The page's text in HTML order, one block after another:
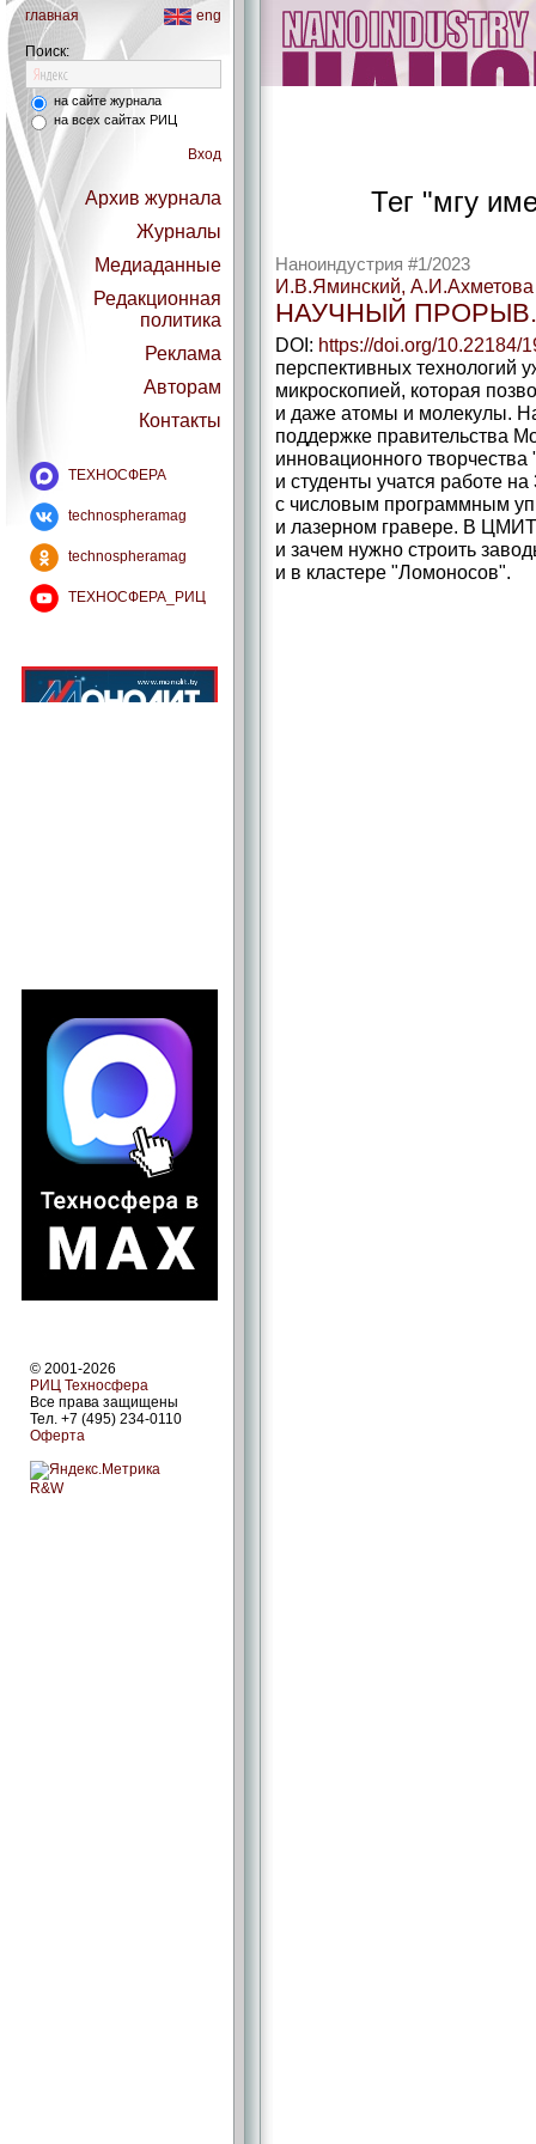
главная eng
Поиск:
на сайте журнала
на всех сайтах РИЦ
Вход
Архив журнала
Журналы
Медиаданные
Редакционная
политика
Реклама
Авторам
Контакты
ТЕХНОСФЕРА
technospheramag
technospheramag
ТЕХНОСФЕРА_РИЦ
© 2001-2026
РИЦ Техносфера
Все права защищены
Тел. +7 (495) 234-0110
Оферта
R&W
Тег "мгу
Наноиндустрия #1/2023
И.В.Яминский, А.И.Ахметова
НАУЧНЫЙ
DOI: https://doi.org/10.22184/
перспективных технологий
микроскопией, которая
и даже атомы и молекулы.
поддержке правительства
инновационного
и студенты учатся работе
с числовым программным
и лазерном гравере. В
и зачем нужно строить
и в кластере "Ломоносов".